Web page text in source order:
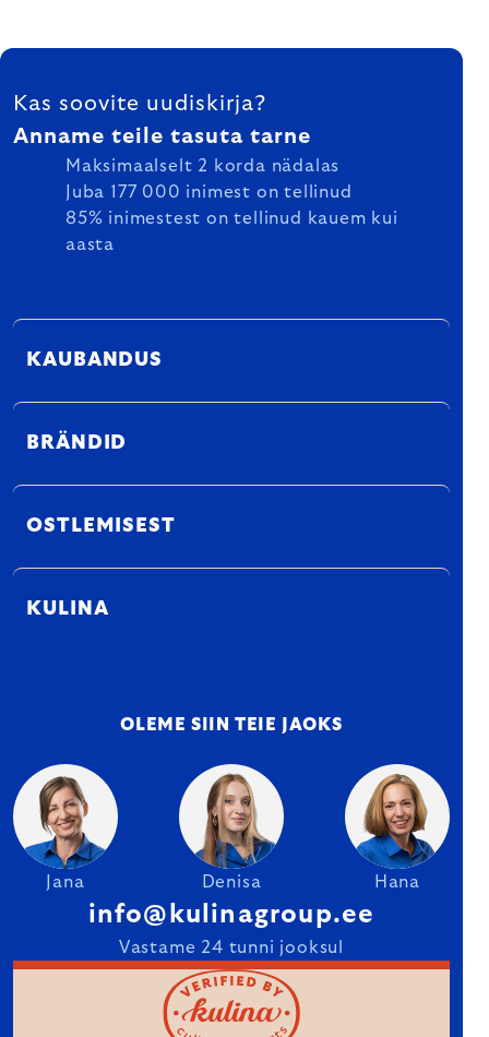
FOOTER
Kas soovite uudiskirja?
Anname teile tasuta tarne
Maksimaalselt 2 korda nädalas
Juba 177 000 inimest on tellinud
85% inimestest on tellinud kauem kui
aasta
KAUBANDUS
BRÄNDID
OSTLEMISEST
KULINA
OLEME SIIN TEIE JAOKS
Jana Denisa Hana
info@kulinagroup.ee
Vastame 24 tunni jooksul